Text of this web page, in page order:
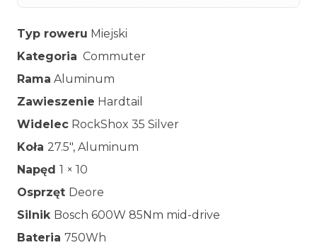
Typ roweru Miejski
Kategoria Commuter
Rama Aluminum
Zawieszenie Hardtail
Widelec RockShox 35 Silver
Koła 27.5″, Aluminum
Napęd 1 × 10
Osprzęt Deore
Silnik Bosch 600W 85Nm mid-drive
Bateria 750Wh